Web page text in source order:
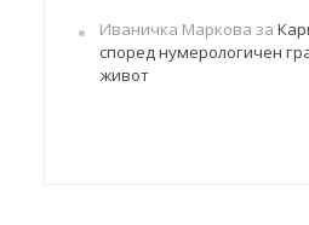
Иваничка Маркова за
според нумерологичен
живот